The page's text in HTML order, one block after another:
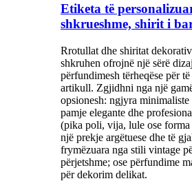
Etiketa të
shkrueshme, shirit i
Rrotullat dhe shiritat
shkruhen ofrojnë një sërë
përfundimesh tërheqëse për
artikull. Zgjidhni nga një
opsionesh: ngjyra
pamje elegante dhe
(pika poli, vija, lule ose
një prekje argëtuese dhe të
frymëzuara nga stili vintage
përjetshme; ose përfundime
për dekorim delikat.